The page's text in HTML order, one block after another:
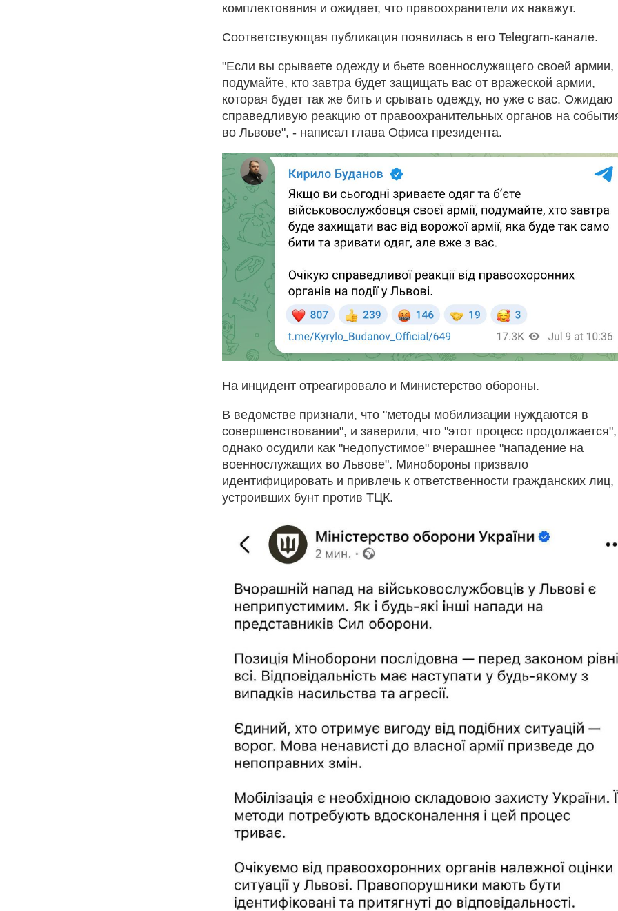
комплектования и ожидает, что правоохранители их накажут.
Соответствующая публикация появилась в его Telegram-канале.
"Если вы срываете одежду и бьете военнослужащего своей армии,
подумайте, кто завтра будет защищать вас от вражеской армии,
которая будет так же бить и срывать одежду, но уже с вас. Ожидаю
справедливую реакцию от правоохранительных органов на
во Львове", - написал глава Офиса президента.
На инцидент отреагировало и Министерство обороны.
В ведомстве признали, что "методы мобилизации нуждаются в
совершенствовании", и заверили, что "этот процесс продолжается",
однако осудили как "недопустимое" вчерашнее "нападение на
военнослужащих во Львове". Минобороны призвало
идентифицировать и привлечь к ответственности гражданских лиц,
устроивших бунт против ТЦК.